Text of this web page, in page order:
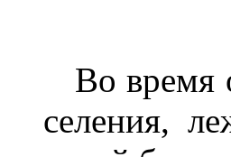
Во время
селения,